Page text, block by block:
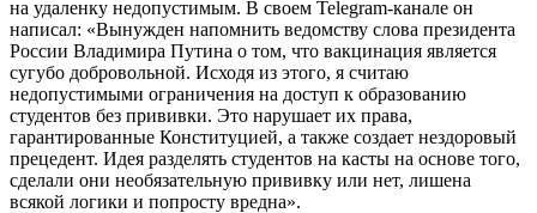
на удаленку недопустимым. В своем Telegram-канале он
написал: «Вынужден напомнить ведомству слова президента
России Владимира Путина о том, что вакцинация является
сугубо добровольной. Исходя из этого, я считаю
недопустимыми ограничения на доступ к образованию
студентов без прививки. Это нарушает их права,
гарантированные Конституцией, а также создает нездоровый
прецедент. Идея разделять студентов на касты на основе того,
сделали они необязательную прививку или нет, лишена
всякой логики и попросту вредна».